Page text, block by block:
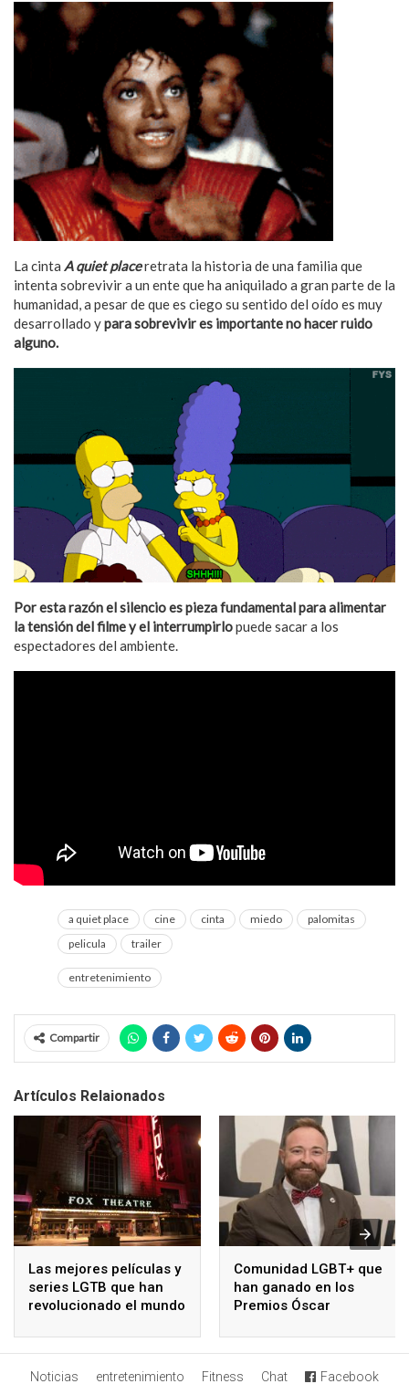
La cinta A quiet placeretrata la historia de una familia que
intenta sobrevivir a un ente que ha aniquilado a gran parte de la
humanidad, a pesar de que es ciego su sentido del oído es muy
desarrollado ypara sobrevivir es importante no hacer ruido
alguno.
Por esta razón el silencio es pieza fundamental para alimentar
la tensión del filme y el interrumpirlopuede sacar a los
espectadores del ambiente.
a quiet place cine cinta miedo
palomitas
pelicula
trailer
entretenimiento
Compartir
Artículos Relaionados
Las mejores películas y
series LGTB que han
revolucionado el mundo
Comunidad LGBT+ que
han ganado en los
Premios Óscar
Noticias entretenimiento Fitness Chat Facebook